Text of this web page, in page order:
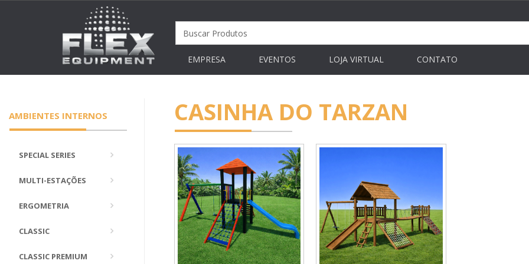
EMPRESA EVENTOS LOJA VIRTUAL CONTATO
AMBIENTES INTERNOS
SPECIAL SERIES
MULTI-ESTAÇÕES
ERGOMETRIA
CLASSIC
CLASSIC PREMIUM
CASINHA DO TARZAN